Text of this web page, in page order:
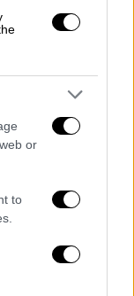
or
to
τη στιγμή
σημείο που
ένας
από την
περίπτερο